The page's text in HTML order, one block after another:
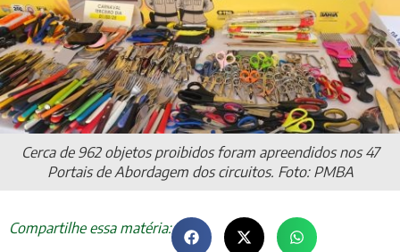
Cerca de 962 objetos proibidos foram apreendidos nos 47
Portais de Abordagem dos circuitos. Foto: PMBA
Compartilhe essa matéria: